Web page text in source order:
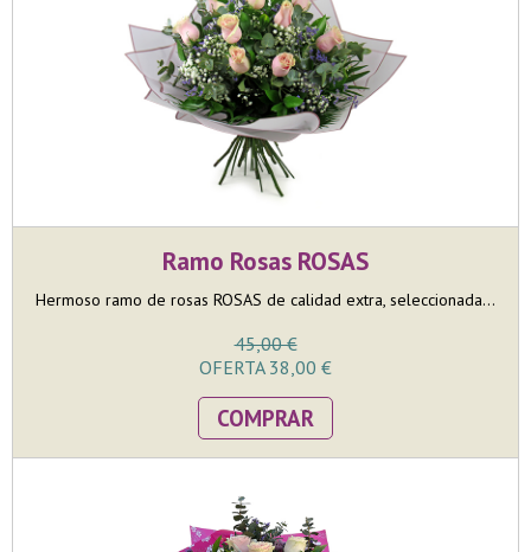
Ramo Rosas ROSAS
Hermoso ramo de rosas ROSAS de calidad extra, seleccionada...
45,00 €
OFERTA 38,00 €
COMPRAR